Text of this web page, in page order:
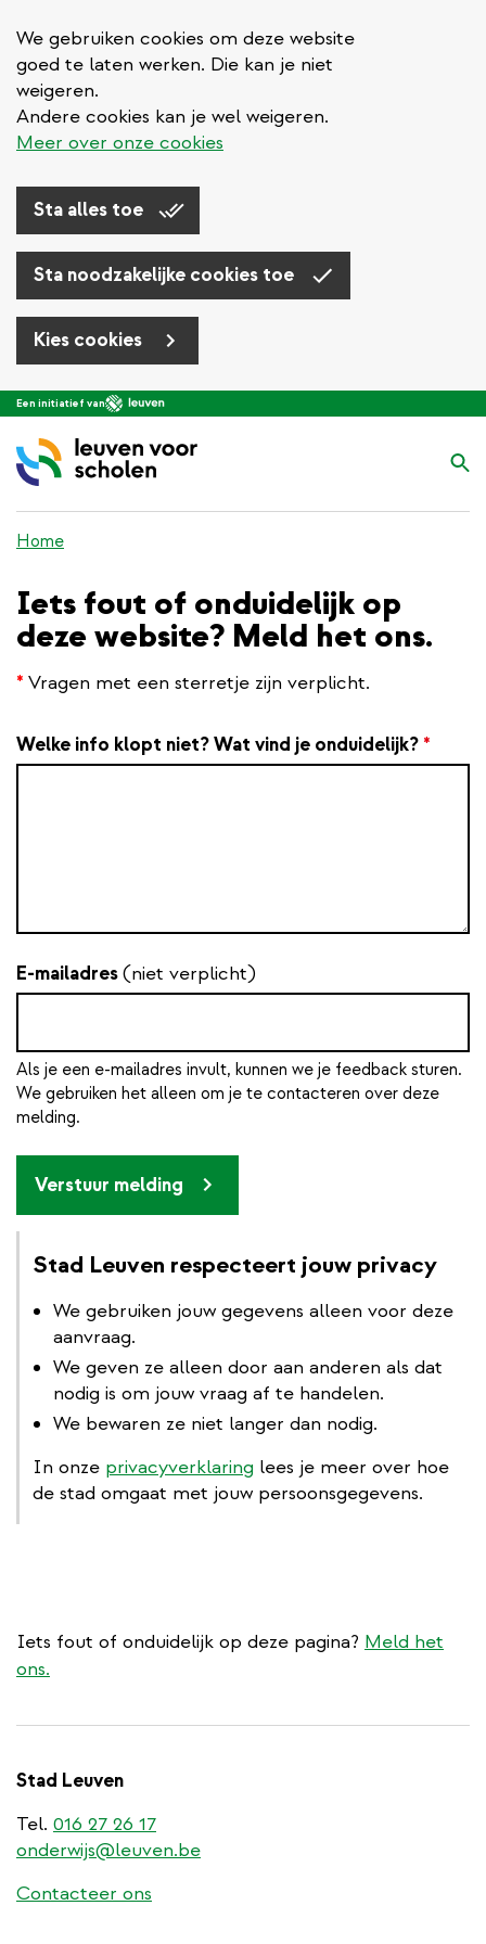
We gebruiken cookies om deze website
goed te laten werken. Die kan je niet
weigeren.
Andere cookies kan je wel weigeren.
Meer over onze cookies
Sta alles toe
Sta noodzakelijke cookies toe
Kies cookies
Overslaan
naar
de
inhoud
gaan
Een initiatief van
Home
Iets fout of onduidelijk op
deze website? Meld het ons.
* Vragen met een sterretje zijn verplicht.
Welke info klopt niet? Wat vind je onduidelijk? *
E-mailadres(niet verplicht)
Als je een e-mailadres invult, kunnen we je feedback sturen.
We gebruiken het alleen om je te contacteren over deze
melding.
Verstuur melding
Stad Leuven respecteert jouw privacy
We gebruiken jouw gegevens alleen voor deze
aanvraag.
We geven ze alleen door aan anderen als dat
nodig is om jouw vraag af te handelen.
We bewaren ze niet langer dan nodig.
In onze privacyverklaring lees je meer over hoe
de stad omgaat met jouw persoonsgegevens.
Iets fout of onduidelijk op deze pagina? Meld het
ons.
Stad Leuven
Tel. 016 27 26 17
onderwijs@leuven.be
Contacteer ons